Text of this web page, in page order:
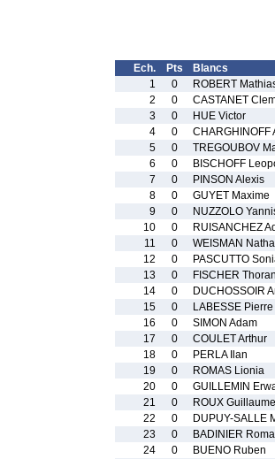
Ech. Pts
Blancs
1
0
ROBERT
2
0
CASTANET
3
0
HUE Victor
4
0
CHARGHINOFF
5
0
TREGOUBOV
6
0
BISCHOFF
7
0
PINSON Alexis
8
0
GUYET Maxime
9
0
NUZZOLO
10
0
RUISANCHEZ
11
0
WEISMAN
12
0
PASCUTTO
13
0
FISCHER
14
0
DUCHOSSOIR
15
0
LABESSE Pierre
16
0
SIMON Adam
17
0
COULET Arthur
18
0
PERLA Ilan
19
0
ROMAS Lionia
20
0
GUILLEMIN
21
0
ROUX Guillaume
22
0
DUPUY-SALLE
23
0
BADINIER
24
0
BUENO Ruben